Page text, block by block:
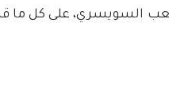
السويسري، على كل ما